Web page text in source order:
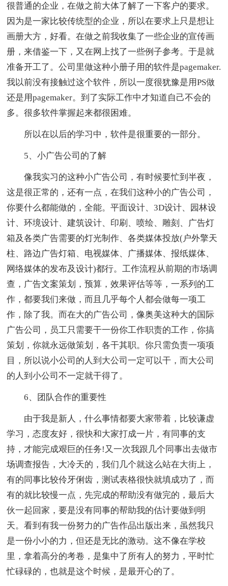
很普通的企业，在做之前大体了解了一下客户的要求。
因为是一家比较传统型的企业，所以在要求上只是想让
画册大方，好看。在做之前我收集了一些企业的宣传画
册，来借鉴一下，又在网上找了一些例子参考。于是就
准备开工了。公司里做这种小册子用的软件是pagemaker.
我以前没有接触过这个软件，所以一度很犹豫是用PS做
还是用pagemaker。到了实际工作中才知道自己不会的
多。很多软件掌握起来都很困难。
所以在以后的学习中，软件是很重要的一部分。
5、小广告公司的了解
像我实习的这种小广告公司，有时候要忙到半夜，
这是很正常的，还有一点，在我们这种小的广告公司，
你要什么都能做的，全能。平面设计、3D设计、园林设
计、环境设计、建筑设计、印刷、喷绘、雕刻、广告灯
箱及各类广告需要的灯光制作、各类媒体投放(户外擎天
柱、路边广告灯箱、电视媒体、广播媒体、报纸媒体、
网络媒体的发布及设计)都行。工作流程从前期的市场调
查，广告文案策划，预算，效果评估等等，一系列的工
作，都要我们来做，而且几乎每个人都会做每一项工
作，除了我。而在大的广告公司，像奥美这种大的国际
广告公司，员工只需要干一份你工作职责的工作，你搞
策划，你就永远做策划，各干其职。你只需负责一项项
目，所以说小公司的人到大公司一定可以干，而大公司
的人到小公司不一定就干得了。
6、团队合作的重要性
由于我是新人，什么事情都要大家带着，比较谦虚
学习，态度友好，很快和大家打成一片，有同事的支
持，才能完成艰巨的任务!又一次我跟几个同事出去做市
场调查报告，大冷天的，我们几个就这么站在大街上，
有的同事比较伶牙俐齿，测试表格很快就填成功了，而
有的就比较慢一点，先完成的帮助没有做完的，最后大
伙一起回家，要是没有同事的帮助我的估计要做到明
天。看到有我一份努力的广告作品出版出来，虽然我只
是一份小小的力，但还是无比的激动。这不像在学校
里，拿着高分的考卷，是集中了所有人的努力，平时忙
忙碌碌的，也就是这个时候，是最开心的了。